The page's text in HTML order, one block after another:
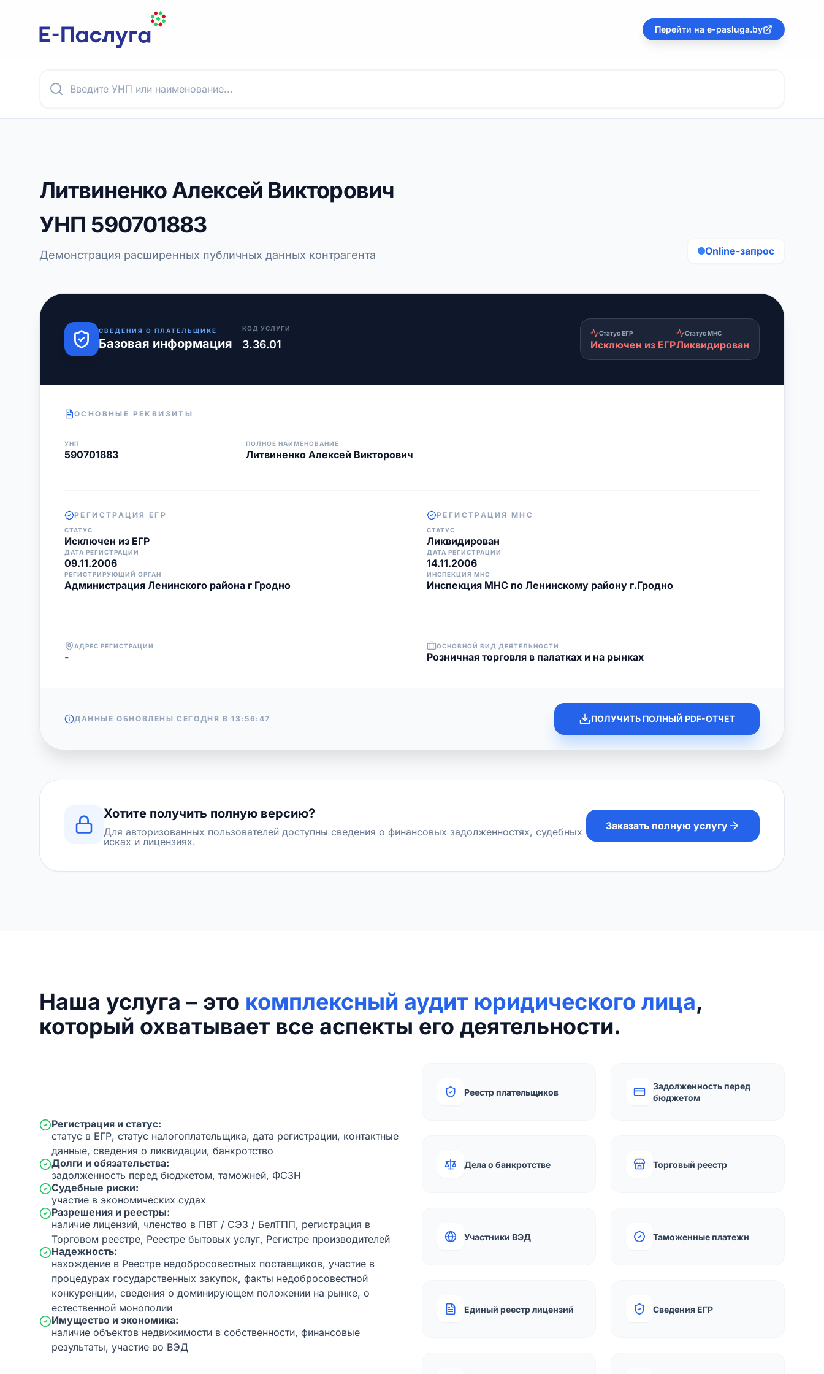
Перейти на e-pasluga.by
Литвиненко Алексей Викторович
УНП 590701883
Демонстрация расширенных публичных данных контрагента Online-запрос
СВЕДЕНИЯ О ПЛАТЕЛЬЩИКЕ
Базовая информация
КОД УСЛУГИ
3.36.01
Статус ЕГР
Исключен из ЕГР
Статус МНС
Ликвидирован
ОСНОВНЫЕ РЕКВИЗИТЫ
УНП
590701883
ПОЛНОЕ НАИМЕНОВАНИЕ
Литвиненко Алексей Викторович
РЕГИСТРАЦИЯ ЕГР
СТАТУС
Исключен из ЕГР
ДАТА РЕГИСТРАЦИИ
09.11.2006
РЕГИСТРИРУЮЩИЙ ОРГАН
Администрация Ленинского района г Гродно
РЕГИСТРАЦИЯ МНС
СТАТУС
Ликвидирован
ДАТА РЕГИСТРАЦИИ
14.11.2006
ИНСПЕКЦИЯ МНС
Инспекция МНС по Ленинскому району г.Гродно
АДРЕС РЕГИСТРАЦИИ
-
ОСНОВНОЙ ВИД ДЕЯТЕЛЬНОСТИ
Розничная торговля в палатках и на рынках
ДАННЫЕ ОБНОВЛЕНЫ СЕГОДНЯ В13:56:47 ПОЛУЧИТЬ ПОЛНЫЙ PDF-ОТЧЕТ
Хотите получить полную версию?
Для авторизованных пользователей доступны сведения о финансовых задолженностях, судебных
исках и лицензиях.
Заказать полную услугу
Наша услуга – это комплексный аудит юридического лица,
который охватывает все аспекты его деятельности.
Регистрация и статус:
статус в ЕГР, статус налогоплательщика, дата регистрации, контактные
данные, сведения о ликвидации, банкротство
Долги и обязательства:
задолженность перед бюджетом, таможней, ФСЗН
Судебные риски:
участие в экономических судах
Разрешения и реестры:
наличие лицензий, членство в ПВТ / СЭЗ / БелТПП, регистрация в
Торговом реестре, Реестре бытовых услуг, Регистре производителей
Надежность:
нахождение в Реестре недобросовестных поставщиков, участие в
процедурах государственных закупок, факты недобросовестной
конкуренции, сведения о доминирующем положении на рынке, о
естественной монополии
Имущество и экономика:
наличие объектов недвижимости в собственности, финансовые
результаты, участие во ВЭД
Реестр плательщиков
Задолженность перед
бюджетом
Дела о банкротстве Торговый реестр
Участники ВЭД Таможенные платежи
Единый реестр лицензий Сведения ЕГР